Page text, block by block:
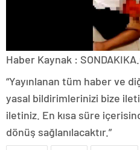
Haber Kaynak :
“Yayınlanan tüm haber ve
yasal bildirimlerinizi bize
iletiniz. En kısa süre
dönüş sağlanılacaktır.”